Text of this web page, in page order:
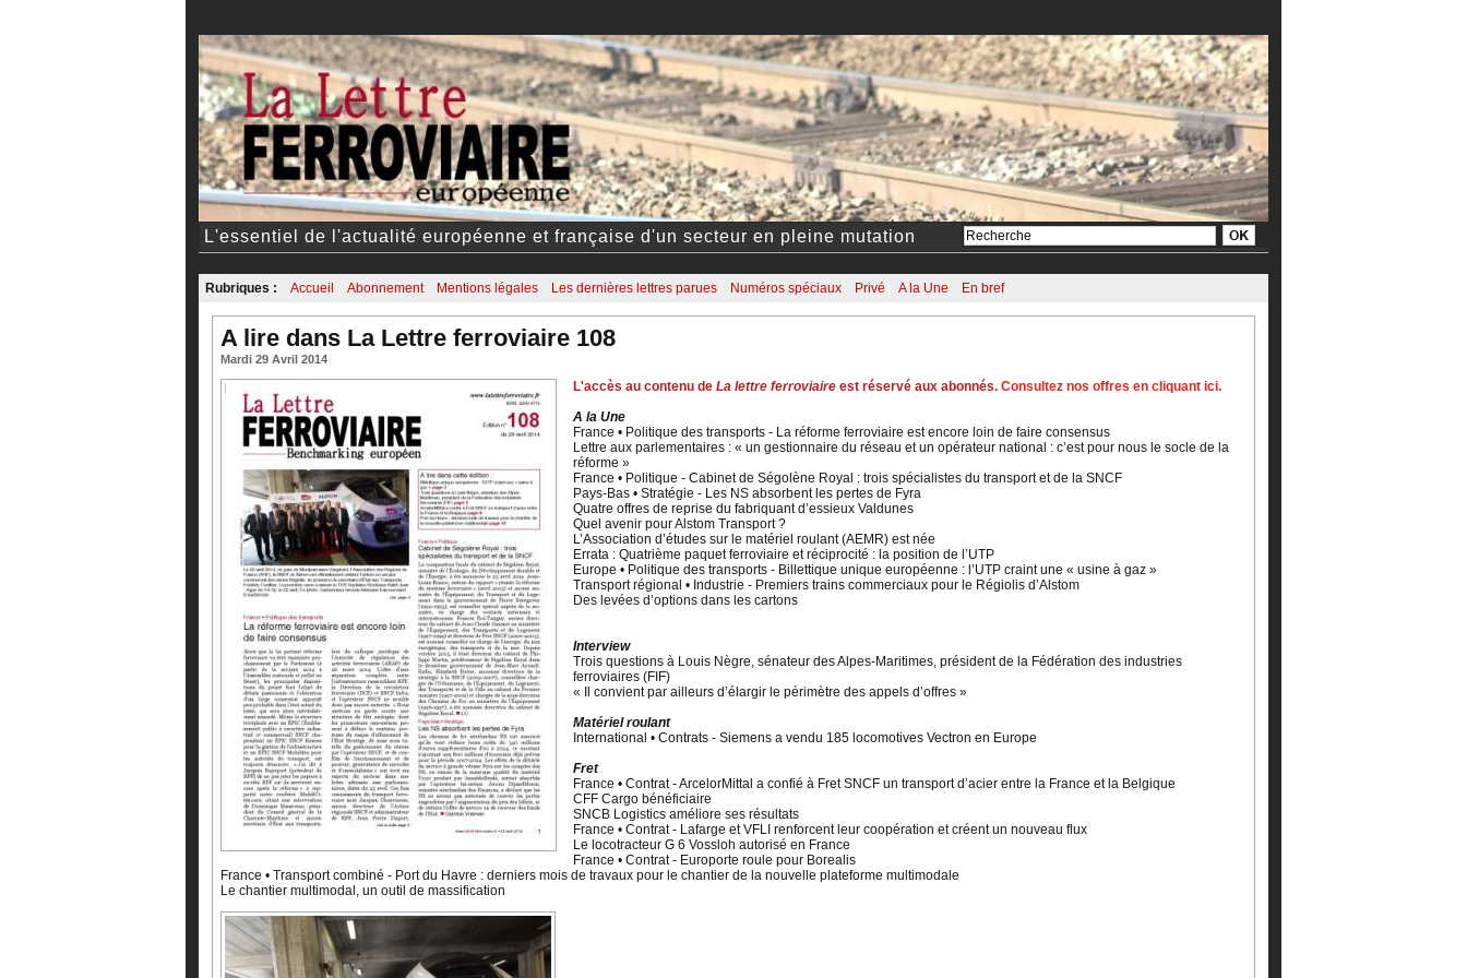
L'essentiel de l'actualité européenne et française d'un secteur en pleine mutation
Rubriques : Accueil Abonnement Mentions légales Les dernières lettres parues Numéros spéciaux Privé A la Une En bref
A lire dans La Lettre ferroviaire 108
Mardi 29 Avril 2014
L'accès au contenu de La lettre ferroviaire est réservé aux abonnés. Consultez nos offres en cliquant ici.
A la Une
France • Politique des transports - La réforme ferroviaire est encore loin de faire consensus
Lettre aux parlementaires : « un gestionnaire du réseau et un opérateur national : c’est pour nous le socle de la
réforme »
France • Politique - Cabinet de Ségolène Royal : trois spécialistes du transport et de la SNCF
Pays-Bas • Stratégie - Les NS absorbent les pertes de Fyra
Quatre offres de reprise du fabriquant d’essieux Valdunes
Quel avenir pour Alstom Transport ?
L’Association d’études sur le matériel roulant (AEMR) est née
Errata : Quatrième paquet ferroviaire et réciprocité : la position de l’UTP
Europe • Politique des transports - Billettique unique européenne : l’UTP craint une « usine à gaz »
Transport régional • Industrie - Premiers trains commerciaux pour le Régiolis d’Alstom
Des levées d’options dans les cartons
Interview
Trois questions à Louis Nègre, sénateur des Alpes-Maritimes, président de la Fédération des industries
ferroviaires (FIF)
« Il convient par ailleurs d’élargir le périmètre des appels d’offres »
Matériel roulant
International • Contrats - Siemens a vendu 185 locomotives Vectron en Europe
Fret
France • Contrat - ArcelorMittal a confié à Fret SNCF un transport d’acier entre la France et la Belgique
CFF Cargo bénéficiaire
SNCB Logistics améliore ses résultats
France • Contrat - Lafarge et VFLI renforcent leur coopération et créent un nouveau flux
Le locotracteur G 6 Vossloh autorisé en France
France • Contrat - Europorte roule pour Borealis
France • Transport combiné - Port du Havre : derniers mois de travaux pour le chantier de la nouvelle plateforme multimodale
Le chantier multimodal, un outil de massification